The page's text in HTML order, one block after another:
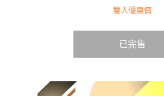
雙人優惠價
已完售